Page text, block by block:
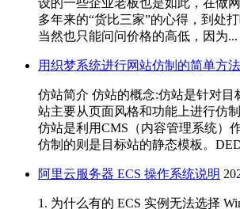
设的一些企业老板也是如此，在做
多年来的“货比三家”的心得，到处
当然也只能问问价格的高低，因为...
用织梦系统进行网站仿制的简单方法
仿站简介 仿站的概念:仿站是针对目
站主要从页面风格和功能上进行仿
仿站是利用CMS（内容管理系统）
仿制的则是目标站的静态模板。
阿里云服务器 ECS 操作系统说明
1. 为什么有的 ECS 实例无法选择